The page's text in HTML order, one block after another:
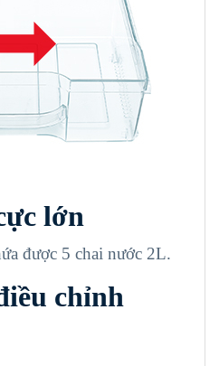
lớn
được 5 chai nước 2L.
chỉnh